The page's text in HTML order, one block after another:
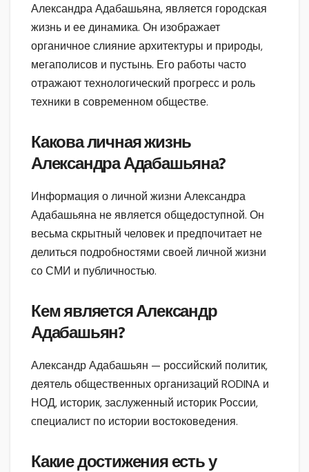
Александра Адабашьяна, является городская
жизнь и ее динамика. Он изображает
органичное слияние архитектуры и природы,
мегаполисов и пустынь. Его работы часто
отражают технологический прогресс и роль
техники в современном обществе.
Какова личная жизнь
Александра Адабашьяна?
Информация о личной жизни Александра
Адабашьяна не является общедоступной. Он
весьма скрытный человек и предпочитает не
делиться подробностями своей личной жизни
со СМИ и публичностью.
Кем является Александр
Адабашьян?
Александр Адабашьян — российский политик,
деятель общественных организаций RODINA и
НОД, историк, заслуженный историк России,
специалист по истории востоковедения.
Какие достижения есть у